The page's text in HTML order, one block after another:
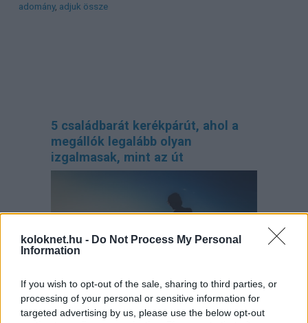
koloknet.hu - Do Not Process My Personal
Information
If you wish to opt-out of the sale, sharing to third parties, or
processing of your personal or sensitive information for
targeted advertising by us, please use the below opt-out
adomány, adjuk össze
5 családbarát kerékpárút, ahol a
megállók legalább olyan
izgalmasak, mint az út
Nem minden gyerek lelkesedik azért, hogy